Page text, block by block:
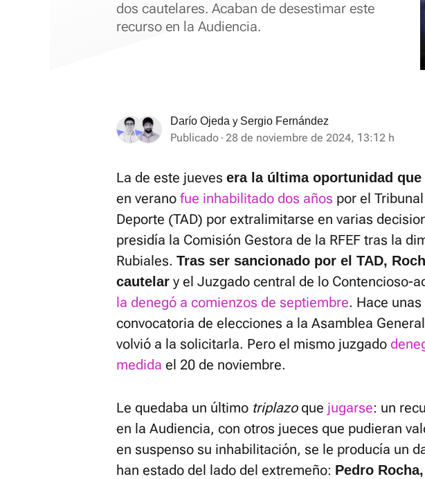
dos cautelares. Acaban de desestimar este
recurso en la Audiencia.
Darío Ojeda y Sergio Fernández
Publicado 28 de noviembre de 2024, 13:12 h
La de este jueves era la última oportunidad que
en verano fue inhabilitado dos años por el
Deporte (TAD) por extralimitarse en varias
presidía la Comisión Gestora de la RFEF tras la
Rubiales. Tras ser sancionado por el TAD,
cautelar y el Juzgado central de lo Contencioso-
la denegó a comienzos de septiembre. Hace
convocatoria de elecciones a la Asamblea
volvió a la solicitarla. Pero el mismo juzgado
medida el 20 de noviembre.
Le quedaba un último triplazoque jugarse: un
en la Audiencia, con otros jueces que pudieran
en suspenso su inhabilitación, se le producía un
han estado del lado del extremeño: Pedro